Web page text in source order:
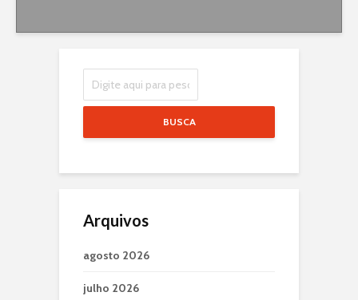
BUSCA
Arquivos
agosto 2026
julho 2026